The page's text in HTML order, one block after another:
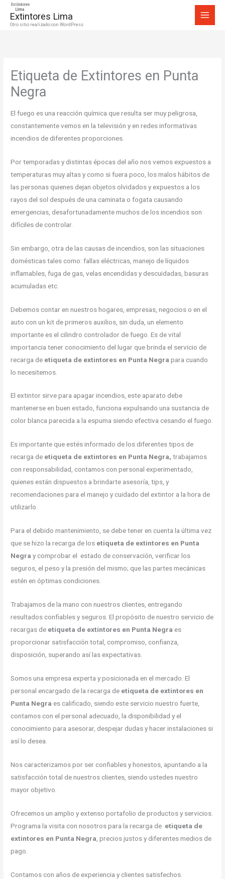
Extintores Lima
Otro sitio realizado con WordPress
Etiqueta de Extintores en Punta
Negra
El fuego es una reacción química que resulta ser muy peligrosa,
constantemente vemos en la televisión y en redes informativas
incendios de diferentes proporciones.
Por temporadas y distintas épocas del año nos vemos expuestos a
temperaturas muy altas y como si fuera poco, los malos hábitos de
las personas quienes dejan objetos olvidados y expuestos a los
rayos del sol después de una caminata o fogata causando
emergencias, desafortunadamente muchos de los incendios son
difíciles de controlar.
Sin embargo, otra de las causas de incendios, son las situaciones
domésticas tales como: fallas eléctricas, manejo de líquidos
inflamables, fuga de gas, velas encendidas y descuidadas, basuras
acumuladas etc.
Debemos contar en nuestros hogares, empresas, negocios o en el
auto con un kit de primeros auxilios, sin duda, un elemento
importante es el cilindro controlador de fuego. Es de vital
importancia tener conocimiento del lugar que brinda el servicio de
recarga de etiqueta de extintores en Punta Negrapara cuando
lo necesitemos.
El extintor sirve para apagar incendios, este aparato debe
mantenerse en buen estado, funciona expulsando una sustancia de
color blanca parecida a la espuma siendo efectiva cesando el fuego.
Es importante que estés informado de los diferentes tipos de
recarga de etiqueta de extintores en Punta Negra,trabajamos
con responsabilidad, contamos con personal experimentado,
quienes están dispuestos a brindarte asesoría, tips, y
recomendaciones para el manejo y cuidado del extintor a la hora de
utilizarlo.
Para el debido mantenimiento, se debe tener en cuenta la última vez
que se hizo la recarga de los etiqueta de extintores en Punta
Negray comprobar el estado de conservación, verificar los
seguros, el peso y la presión del mismo; que las partes mecánicas
estén en óptimas condiciones.
Trabajamos de la mano con nuestros clientes, entregando
resultados confiables y seguros. El propósito de nuestro servicio de
recargas de etiqueta de extintores en Punta Negra es
proporcionar satisfacción total, compromiso, confianza,
disposición, superando así las expectativas.
Somos una empresa experta y posicionada en el mercado. El
personal encargado de la recarga de etiqueta de extintores en
Punta Negra es calificado, siendo este servicio nuestro fuerte,
contamos con el personal adecuado, la disponibilidad y el
conocimiento para asesorar, despejar dudas y hacer instalaciones si
así lo desea.
Nos caracterizamos por ser confiables y honestos, apuntando a la
satisfacción total de nuestros clientes, siendo ustedes nuestro
mayor objetivo.
Ofrecemos un amplio y extenso portafolio de productos y servicios.
Programa la visita con nosotros para la recarga de etiqueta de
extintores en Punta Negra , precios justos y diferentes medios de
pago.
Contamos con años de experiencia y clientes satisfechos.